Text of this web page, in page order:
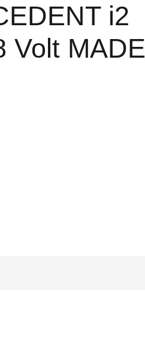
i2
Volt MADE